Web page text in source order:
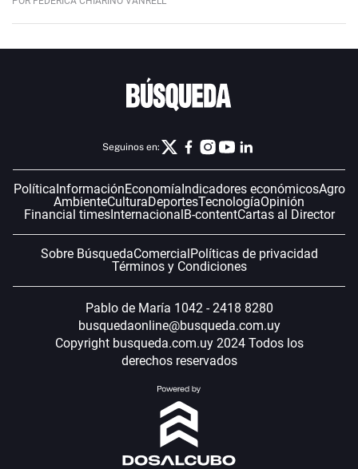
Seguinos en:
PolíticaInformaciónEconomíaIndicadores económicosAgro
AmbienteCulturaDeportesTecnologíaOpinión
Financial timesInternacionalB-contentCartas al Director
Sobre BúsquedaComercialPolíticas de privacidad
Términos y Condiciones
Pablo de María 1042 - 2418 8280
busquedaonline@busqueda.com.uy
Copyright busqueda.com.uy 2024 Todos los
derechos reservados